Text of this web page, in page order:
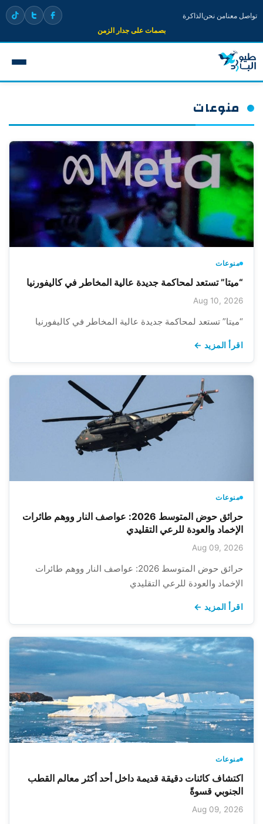
تواصل معنامن نحنالذاكرة
بصمات على جدار الزمن
منوعات
منوعات
“ميتا” تستعد لمحاكمة جديدة عالية المخاطر في كاليفورنيا
Aug 10, 2026
“ميتا” تستعد لمحاكمة جديدة عالية المخاطر في كاليفورنيا
اقرأ المزيد ←
منوعات
حرائق حوض المتوسط 2026: عواصف النار ووهم طائرات
الإخماد والعودة للرعي التقليدي
Aug 09, 2026
حرائق حوض المتوسط 2026: عواصف النار ووهم طائرات
الإخماد والعودة للرعي التقليدي
اقرأ المزيد ←
منوعات
اكتشاف كائنات دقيقة قديمة داخل أحد أكثر معالم القطب
الجنوبي قسوةً
Aug 09, 2026